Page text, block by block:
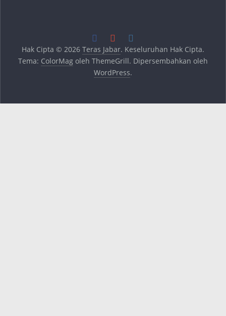
Hak Cipta © 2026 Teras Jabar. Keseluruhan Hak Cipta.
Tema: ColorMagoleh ThemeGrill. Dipersembahkan oleh
WordPress.